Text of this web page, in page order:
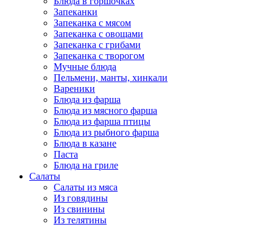
Запеканки
Запеканка с мясом
Запеканка с овощами
Запеканка с грибами
Запеканка с творогом
Мучные блюда
Пельмени, манты, хинкали
Вареники
Блюда из фарша
Блюда из мясного фарша
Блюда из фарша птицы
Блюда из рыбного фарша
Блюда в казане
Паста
Блюда на гриле
Салаты
Салаты из мяса
Из говядины
Из свинины
Из телятины